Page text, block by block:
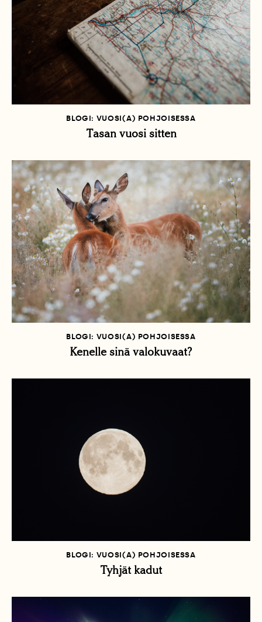
BLOGI: VUOSI(A) POHJOISESSA
Tasan vuosi sitten
BLOGI: VUOSI(A) POHJOISESSA
Kenelle sinä valokuvaat?
BLOGI: VUOSI(A) POHJOISESSA
Tyhjät kadut